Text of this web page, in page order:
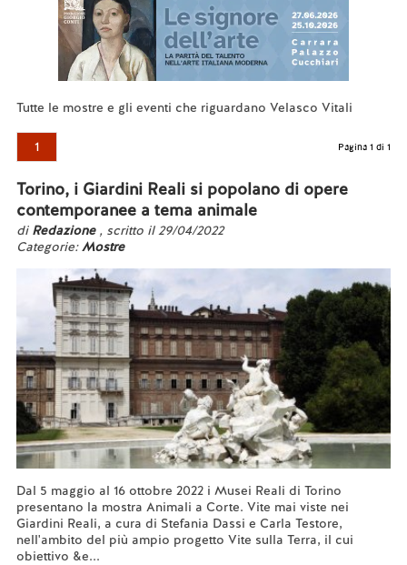
Tutte le mostre e gli eventi che riguardano Velasco Vitali
1 Pagina 1 di 1
Torino, i Giardini Reali si popolano di opere
contemporanee a tema animale
di Redazione , scritto il 29/04/2022
Categorie:Mostre
Dal 5 maggio al 16 ottobre 2022 i Musei Reali di Torino
presentano la mostra Animali a Corte. Vite mai viste nei
Giardini Reali, a cura di Stefania Dassi e Carla Testore,
nell'ambito del più ampio progetto Vite sulla Terra, il cui
obiettivo &e...